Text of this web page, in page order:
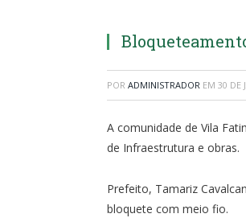
POR ADMINISTRADOR EM 30 DE
A comunidade de Vila
de Infraestrutura e obras.
Prefeito, Tamariz
bloquete com meio fio.